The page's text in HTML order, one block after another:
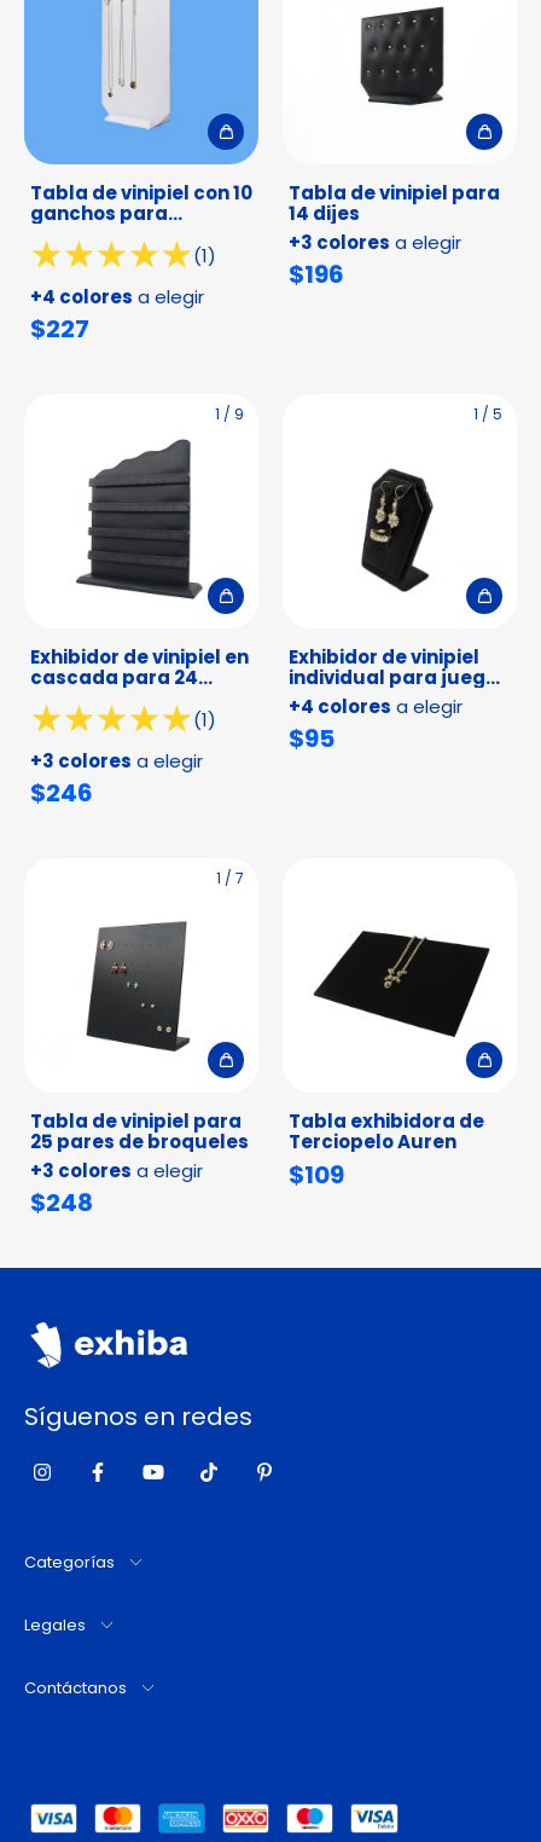
Tabla de vinipiel con 10
ganchos para
(1)
+4 colores a elegir
$227
Tabla de vinipiel para
14 dijes
+3 colores a elegir
$196
1 / 9
Exhibidor de vinipiel en
cascada para 24
(1)
+3 colores a elegir
$246
1 / 5
Exhibidor de vinipiel
individual para juego
de joyería
+4 colores a elegir
$95
1 / 7
Tabla de vinipiel para
25 pares de broqueles
+3 colores a elegir
$248
Tabla exhibidora de
Terciopelo Auren
$109
Síguenos en redes
Categorías
Legales
Contáctanos